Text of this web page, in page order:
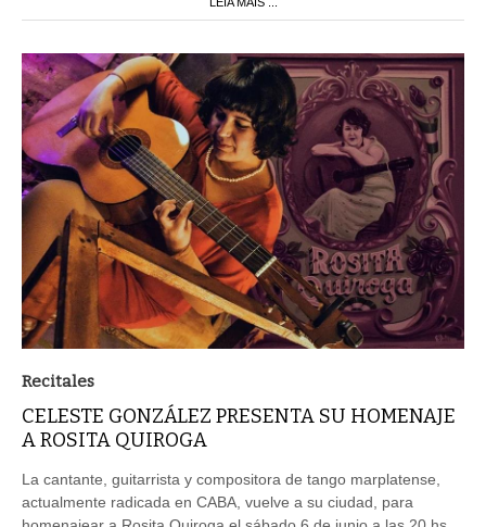
Recitales
CELESTE GONZÁLEZ PRESENTA SU HOMENAJE
A ROSITA QUIROGA
La cantante, guitarrista y compositora de tango marplatense,
actualmente radicada en CABA, vuelve a su ciudad, para